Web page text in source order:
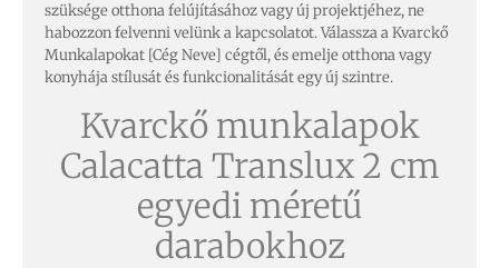
szüksége otthona felújításához vagy új projektjéhez, ne
habozzon felvenni velünk a kapcsolatot. Válassza a Kvarckő
Munkalapokat [Cég Neve] cégtől, és emelje otthona vagy
konyhája stílusát és funkcionalitását egy új szintre.
Kvarckő munkalapok
Calacatta Translux 2 cm
egyedi méretű
darabokhoz